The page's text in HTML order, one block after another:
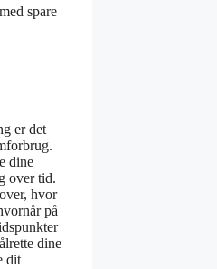
spare
er det
dine
over tid.
hvor
på
dine
dit